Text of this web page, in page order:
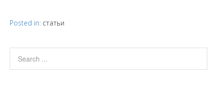
Posted in: статьи